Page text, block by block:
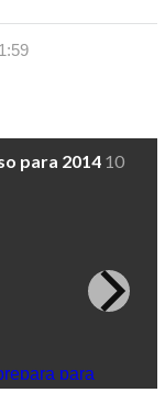
para 2014 10
para